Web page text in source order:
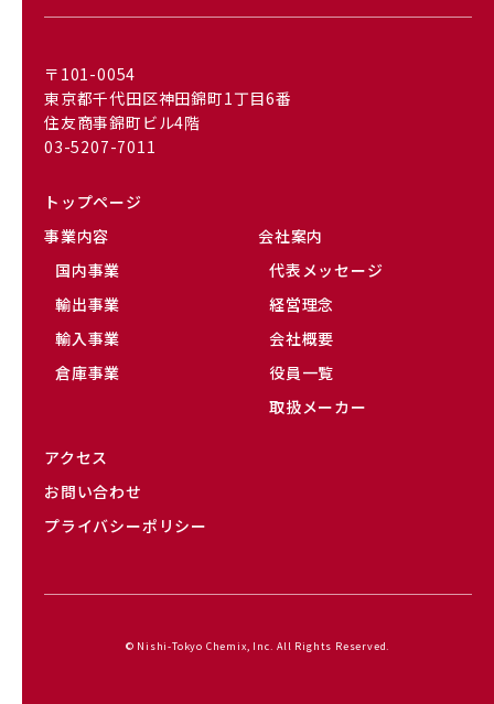
〒101-0054
東京都千代田区神田錦町1丁目6番
住友商事錦町ビル4階
03-5207-7011
トップページ
事業内容
国内事業
輸出事業
輸入事業
倉庫事業
会社案内
代表メッセージ
経営理念
会社概要
役員一覧
取扱メーカー
アクセス
お問い合わせ
プライバシーポリシー
© Nishi-Tokyo Chemix, Inc. All Rights Reserved.